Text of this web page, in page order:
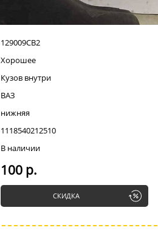
129009СВ2
Хорошее
Кузов внутри
ВАЗ
нижняя
1118540212510
В наличии
100 р.
СКИДКА